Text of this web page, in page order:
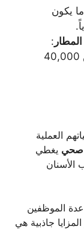
يكون
:
تتراوح الرواتب لهذا الدور عادة بين 40,000
العملية
صحي يغطي
الأسنان
الموظفين
جاذبية هي